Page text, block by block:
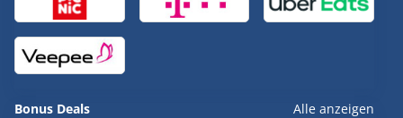
Bonus Deals Alle anzeigen